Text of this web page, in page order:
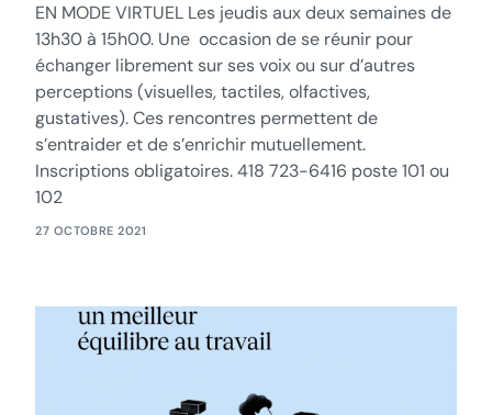
EN MODE VIRTUEL Les jeudis aux deux semaines de
13h30 à 15h00. Une occasion de se réunir pour
échanger librement sur ses voix ou sur d’autres
perceptions (visuelles, tactiles, olfactives,
gustatives). Ces rencontres permettent de
s’entraider et de s’enrichir mutuellement.
Inscriptions obligatoires. 418 723-6416 poste 101 ou
102
27 OCTOBRE 2021